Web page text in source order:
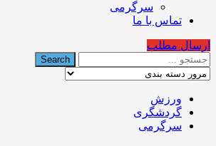
سرگرمی
تماس با ما
ارسال مطلب
ورزش
گردشگری
سرگرمی